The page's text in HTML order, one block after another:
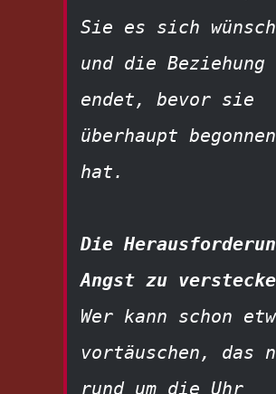
Sie es sich
und die Beziehung
endet, bevor sie
überhaupt begonnen
hat.
Die
Angst zu
Wer kann schon
vortäuschen, das
rund um die Uhr